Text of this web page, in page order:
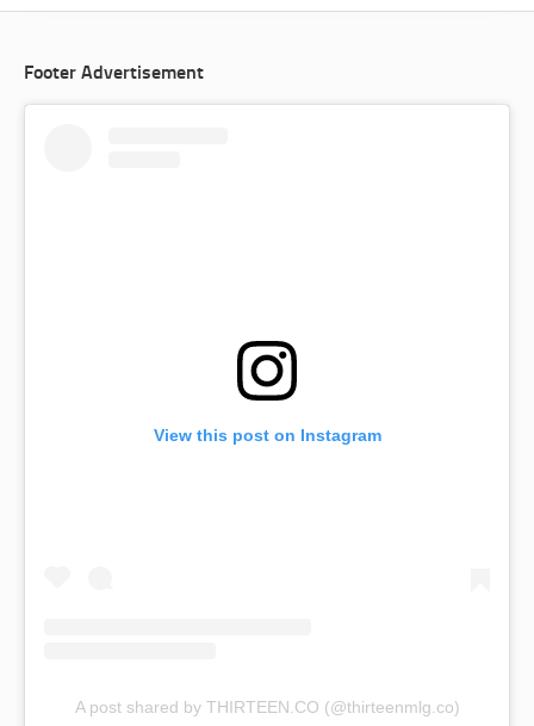
Footer Advertisement
View this post on Instagram
A post shared by THIRTEEN.CO (@thirteenmlg.co)